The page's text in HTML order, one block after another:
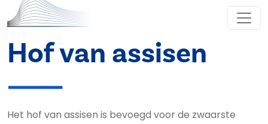
Hof van assisen
Het hof van assisen is bevoegd voor de zwaarste